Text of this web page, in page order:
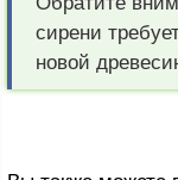
сирени
новой